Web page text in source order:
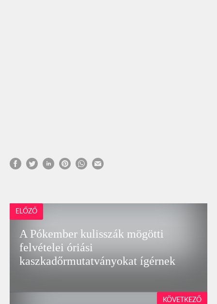
ELŐZŐ
A Pókember kulisszák mögötti
felvételei óriási
kaszkadőrmutatványokat ígérnek
KÖVETKEZŐ